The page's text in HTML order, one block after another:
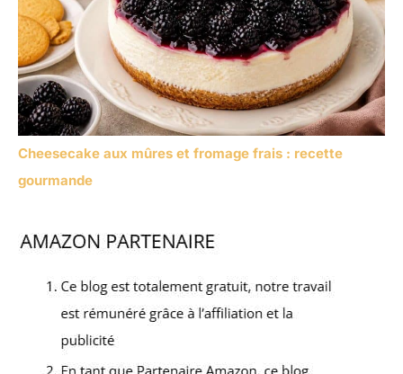
Cheesecake aux mûres et fromage frais : recette
gourmande